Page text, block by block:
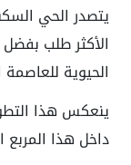
الأكثر طلب
الحيوية للعاصمة
ينعكس هذا
داخل هذا المربع